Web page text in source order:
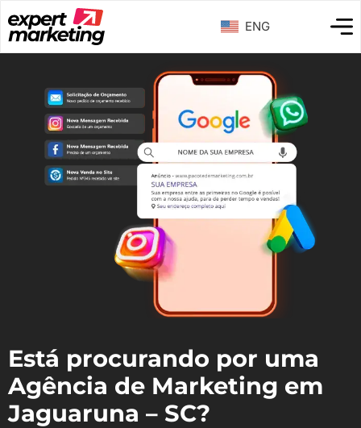
ENG
Está procurando por uma
Agência de Marketing em
Jaguaruna – SC?